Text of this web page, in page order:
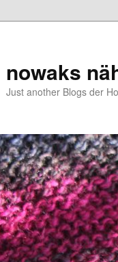
nowaks
Just another Blogs der